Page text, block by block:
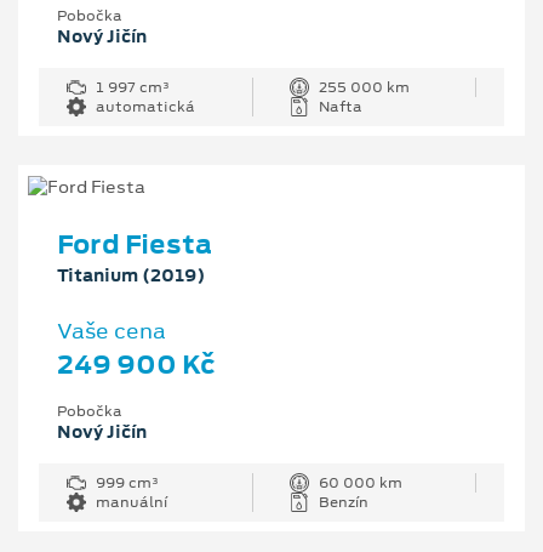
Pobočka
Nový Jičín
1 997 cm³
255 000 km
automatická
Nafta
Ford Fiesta
Titanium (2019)
Vaše cena
249 900 Kč
Pobočka
Nový Jičín
999 cm³
60 000 km
manuální
Benzín